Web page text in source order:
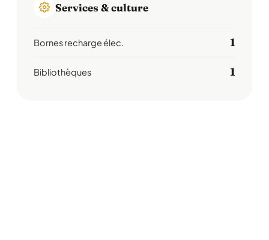
Services & culture
Bornes recharge élec. 1
Bibliothèques 1